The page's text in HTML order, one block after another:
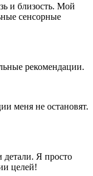
и близость. Мой
сенсорные
рекомендации.
меня не остановят.
детали. Я просто
целей!